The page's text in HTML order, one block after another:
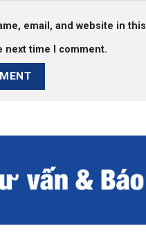
email, and website in this
next time I comment.